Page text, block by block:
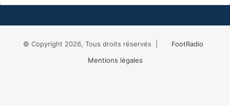
© Copyright 2026, Tous droits réservés |
FootRadio
Mentions légales